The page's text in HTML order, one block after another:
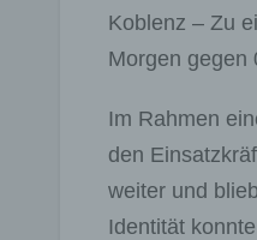
Koblenz – Zu
Morgen gegen
Im Rahmen
den
weiter und
Identität